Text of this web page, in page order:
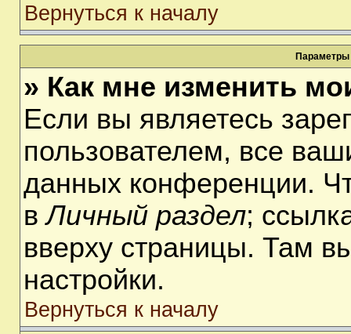
Вернуться к началу
Параметры
» Как мне изменить
Если вы являетесь
пользователем, все
данных конференции.
вЛичный раздел;
вверху страницы. Там
настройки.
Вернуться к началу